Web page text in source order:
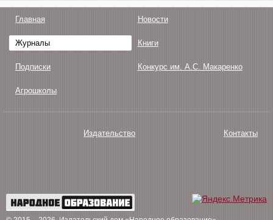
Главная Новости
Журналы Книги
Подписки Конкурс им. А.С. Макаренко
Агрошколы
Издательство Контакты